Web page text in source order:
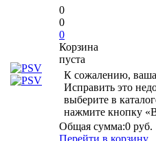
0
0
0
Корзина
пуста
К сожалению, ваша
Исправить это
выберите в
нажмите кнопку
Общая сумма:0 руб.
Перейти в корзину